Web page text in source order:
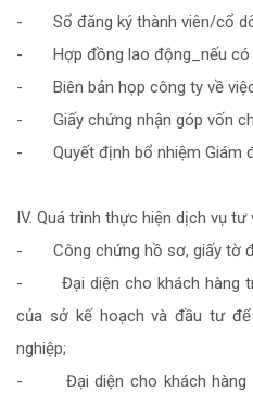
- Sổ đăng ký thành viên/cổ
- Hợp đồng lao động_nếu có
- Biên bản họp công ty về việc
- Giấy chứng nhận góp vốn
- Quyết định bổ nhiệm Giám
IV. Quá trình thực hiện dịch vụ tư
- Công chứng hồ sơ, giấy tờ
- Đại diện cho khách hàng
của sở kế hoạch và đầu tư
nghiệp;
- Đại diện cho khách hàng